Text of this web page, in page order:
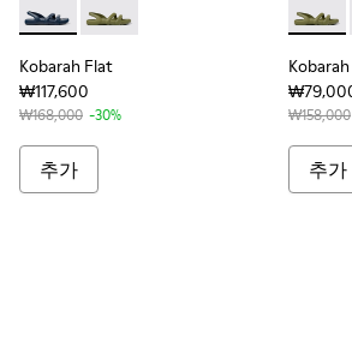
Kobarah Flat - K100957-011 - 남성 블루
Kobarah Flat - K100957-003 -
Kobarah Flat
₩117,600
₩168,000 -30%
추가
₩158,000
추가